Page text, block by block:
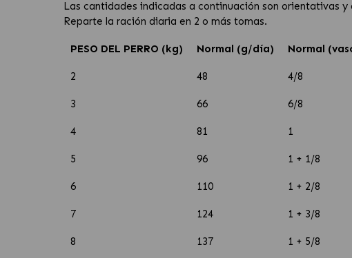
Las cantidades indicadas a continuación son orientativas
Reparte la ración diaria en 2 o más tomas.
PESO DEL PERRO (kg) Normal (g/día) Normal
2 48 4/8
3 66 6/8
4 81 1
5 96 1 + 1/8
6 110 1 + 2/8
7 124 1 + 3/8
8 137 1 + 5/8